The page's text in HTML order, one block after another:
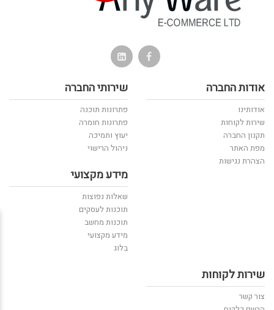
אודות החברה
אודותינו
שירות לקוחות
תקנון החברה
מפת האתר
הצהרת נגישות
שירותי החברה
פתרונות תוכנה
פתרונות חומרה
יעוץ ותמיכה
ניהול הרישוי
מידע מקצועי
שאלות נפוצות
תוכנות לעסקים
תוכנות מחשב
מידע מקצועי
בלוג
שירות לקוחות
צור קשר